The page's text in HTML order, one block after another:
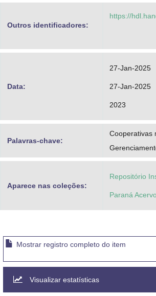
Outros identificadores:
https://
Data:
27-Jan-2025
27-Jan-2025
2023
Palavras-chave:
Cooperativas
Aparece nas coleções:
Repositório
Paraná
Mostrar registro completo do item
Visualizar estatísticas